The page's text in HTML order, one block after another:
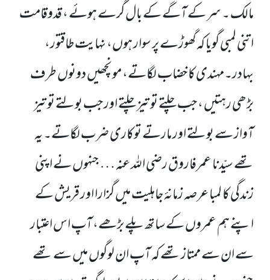
مالک ۔ سر کے آگے کے بال گرے ہوئے ، قدوقامت
اتنی لمبی گویا کہ گھوڑے پر سوار ہوں، نہایت طاقتور،
بہادر۔مہندی کا خضاب لگاتے، مونچھیں دونوں طرف
بڑھی رہتیں ، جب چلتے تو تیز چلتے اور جب بولتے تو تیز
آواز سے بولتے اور مارتے توکاری ضرب لگاتے۔یہ
تھے سیّدنا عمرفاروق رضی اللہ عنہ … جنہوں نے اپنی
زندگی کا لمبا عرصہ زمانۂ جاہلیت میں گزارا اور قریش کے
اپنے ہم عمروں کے ساتھ پلے بڑھے، آپ اس اعتبار
سے ان سے ممتاز تھے کہ آپ ان لوگوں میں سے تھے